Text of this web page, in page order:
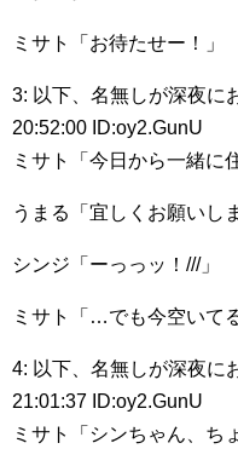
ミサト「お待たせー！」
3: 以下、名無しが深夜に
20:52:00 ID:oy2.GunU
ミサト「今日から一緒に
うまる「宜しくお願いし
シンジ「ーっっッ！///」
ミサト「…でも今空いて
4: 以下、名無しが深夜に
21:01:37 ID:oy2.GunU
ミサト「シンちゃん、